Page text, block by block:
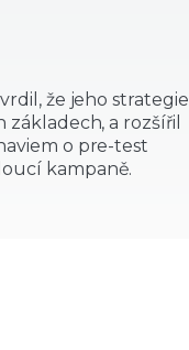
že jeho strategie
a rozšířil
o pre-test
kampaně.